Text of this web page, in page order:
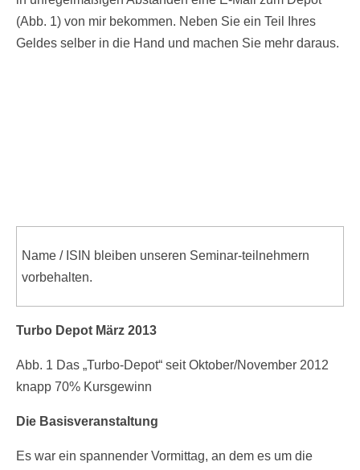
(Abb. 1) von mir bekommen. Neben Sie ein Teil Ihres
Geldes selber in die Hand und machen Sie mehr daraus.
Name / ISIN bleiben unseren Seminar-teilnehmern
vorbehalten.
Turbo Depot März 2013
Abb. 1 Das „Turbo-Depot“ seit Oktober/November 2012
knapp 70% Kursgewinn
Die Basisveranstaltung
Es war ein spannender Vormittag, an dem es um die